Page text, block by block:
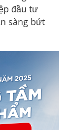
đầu tư
sàng bứt